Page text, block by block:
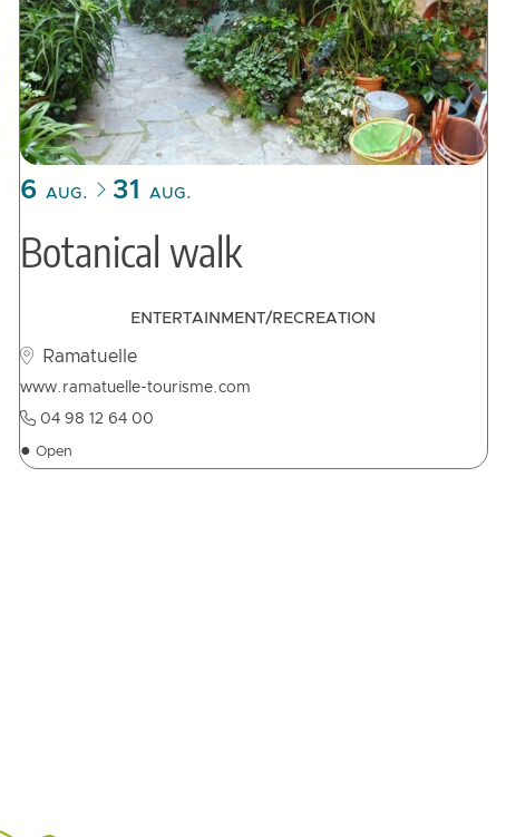
6 AUG. 31 AUG.
Botanical walk
ENTERTAINMENT/RECREATION
Ramatuelle
www.ramatuelle-tourisme.com
04 98 12 64 00
● Open